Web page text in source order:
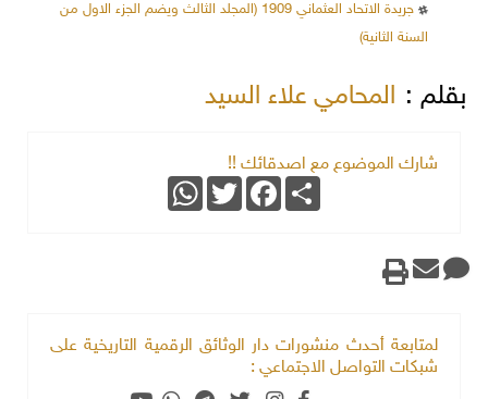
جريدة الاتحاد العثماني 1909 (المجلد الثالث ويضم الجزء الاول من
السنة الثانية)
بقلم : المحامي علاء السيد
شارك الموضوع مع اصدقائك !!
Share
Facebook
Twitter
WhatsApp
لمتابعة أحدث منشورات دار الوثائق الرقمية التاريخية على
شبكات التواصل الاجتماعي :